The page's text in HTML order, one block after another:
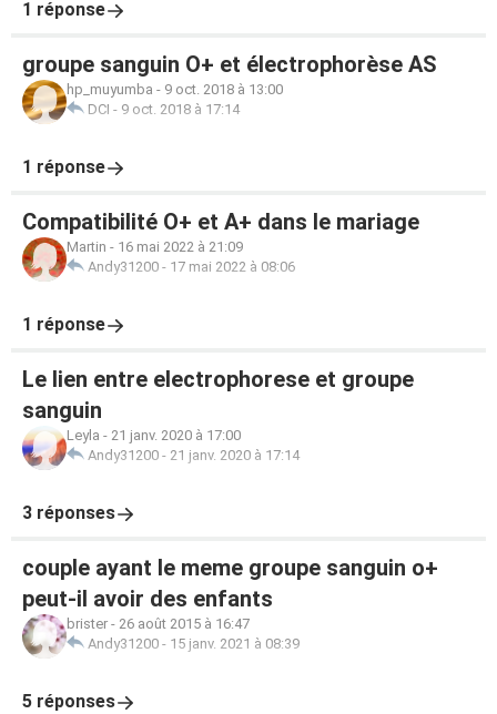
1 réponse
groupe sanguin O+ et électrophorèse AS
hp_muyumba - 9 oct. 2018 à 13:00
DCI - 9 oct. 2018 à 17:14
1 réponse
Compatibilité O+ et A+ dans le mariage
Martin - 16 mai 2022 à 21:09
Andy31200 - 17 mai 2022 à 08:06
1 réponse
Le lien entre electrophorese et groupe
sanguin
Leyla - 21 janv. 2020 à 17:00
Andy31200 - 21 janv. 2020 à 17:14
3 réponses
couple ayant le meme groupe sanguin o+
peut-il avoir des enfants
brister - 26 août 2015 à 16:47
Andy31200 - 15 janv. 2021 à 08:39
5 réponses